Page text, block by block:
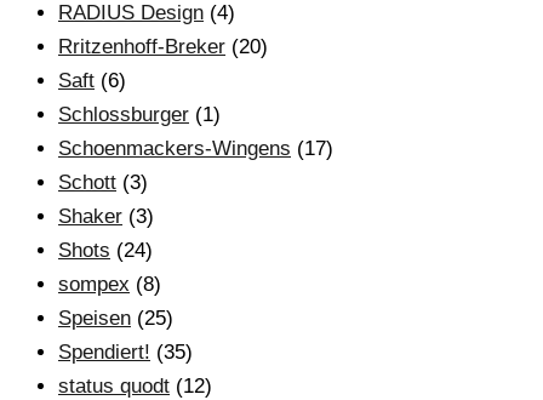
RADIUS Design (4)
Rritzenhoff-Breker (20)
Saft (6)
Schlossburger (1)
Schoenmackers-Wingens (17)
Schott (3)
Shaker (3)
Shots (24)
sompex (8)
Speisen (25)
Spendiert! (35)
status quodt (12)